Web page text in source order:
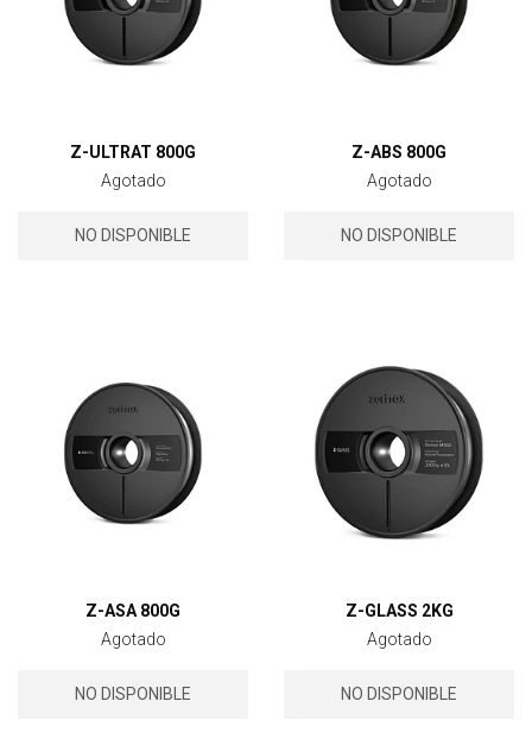
Z-ULTRAT 800G
Agotado
NO DISPONIBLE
Z-ABS 800G
Agotado
NO DISPONIBLE
Z-ASA 800G
Agotado
NO DISPONIBLE
Z-GLASS 2KG
Agotado
NO DISPONIBLE